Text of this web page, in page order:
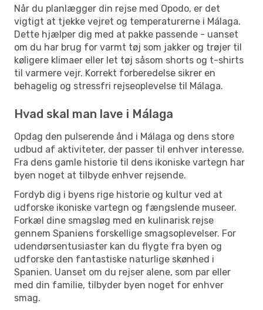
Når du planlægger din rejse med Opodo, er det
vigtigt at tjekke vejret og temperaturerne i Málaga.
Dette hjælper dig med at pakke passende - uanset
om du har brug for varmt tøj som jakker og trøjer til
køligere klimaer eller let tøj såsom shorts og t-shirts
til varmere vejr. Korrekt forberedelse sikrer en
behagelig og stressfri rejseoplevelse til Málaga.
Hvad skal man lave i Málaga
Opdag den pulserende ånd i Málaga og dens store
udbud af aktiviteter, der passer til enhver interesse.
Fra dens gamle historie til dens ikoniske vartegn har
byen noget at tilbyde enhver rejsende.
Fordyb dig i byens rige historie og kultur ved at
udforske ikoniske vartegn og fængslende museer.
Forkæl dine smagsløg med en kulinarisk rejse
gennem Spaniens forskellige smagsoplevelser. For
udendørsentusiaster kan du flygte fra byen og
udforske den fantastiske naturlige skønhed i
Spanien. Uanset om du rejser alene, som par eller
med din familie, tilbyder byen noget for enhver
smag.